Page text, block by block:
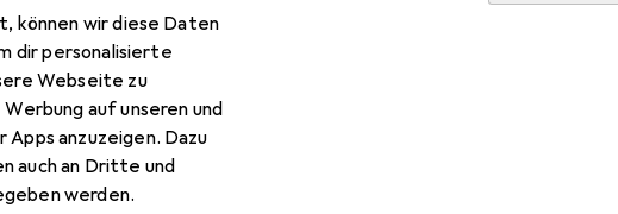
können wir diese Daten
dir personalisierte
Webseite zu
auf unseren und
anzuzeigen. Dazu
auch an Dritte und
werden.
Silicon Power Ace A58 2.5
Zubehör zum Produkt Silicon Power Ace A58 2.5 512 GB SLC